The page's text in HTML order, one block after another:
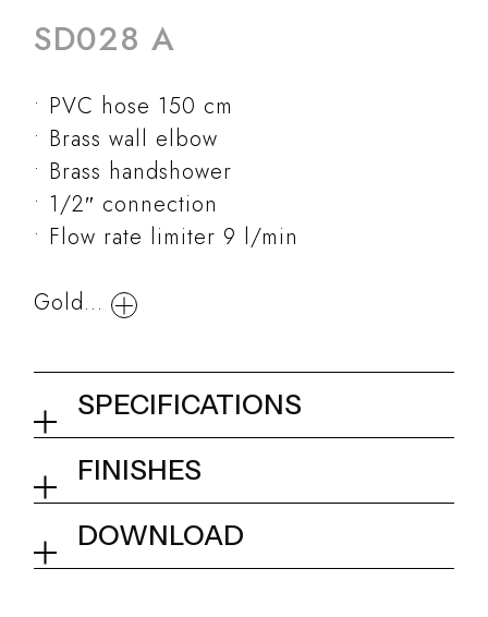
SD028 A
PVC hose 150 cm
Brass wall elbow
Brass handshower
1/2″ connection
Flow rate limiter 9 l/min
Gold...
SPECIFICATIONS
Shower set with wall elbow
and shower holder for round ø
60 mm brass handshower
FINISHES
01Q - Chrome
DOWNLOAD
Tech info